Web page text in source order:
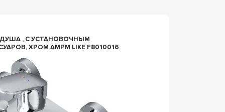
, С УСТАНОВОЧНЫМ
ХРОМ AMPM LIKE F8010016